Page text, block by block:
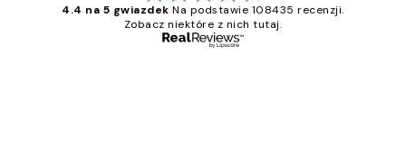
4.4 na 5 gwiazdek Na podstawie 108435 recenzji.
Zobacz niektóre z nich tutaj.